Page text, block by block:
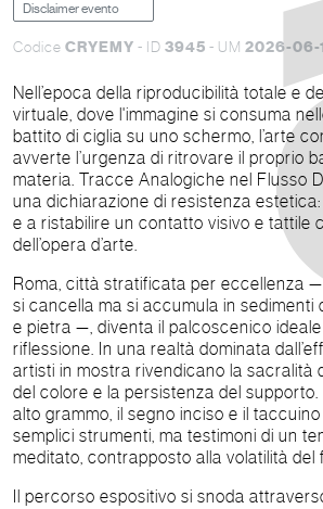
Disclaimer evento
Codice CRYEMY - ID 3945 - UM 2026-06-
Nell’epoca della riproducibilità totale e
virtuale, dove l'immagine si consuma
battito di ciglia su uno schermo, l’arte
avverte l’urgenza di ritrovare il proprio
materia. Tracce Analogiche nel Flusso
una dichiarazione di resistenza
e a ristabilire un contatto visivo e tattile
dell’opera d’arte.
Roma, città stratificata per eccellenza
si cancella ma si accumula in sedimenti
e pietra —, diventa il palcoscenico
riflessione. In una realtà dominata
artisti in mostra rivendicano la sacralità
del colore e la persistenza del
alto grammo, il segno inciso e il
semplici strumenti, ma testimoni di un
meditato, contrapposto alla volatilità del
Il percorso espositivo si snoda